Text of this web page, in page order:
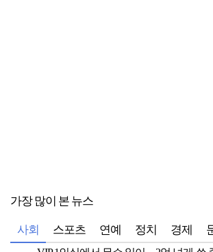
가장 많이 본 뉴스
사회 스포츠 연예 정치 경제